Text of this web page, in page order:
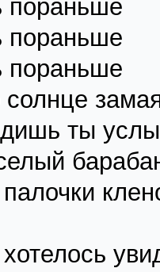
пораньше
пораньше
пораньше
солнце
ты
хотелось